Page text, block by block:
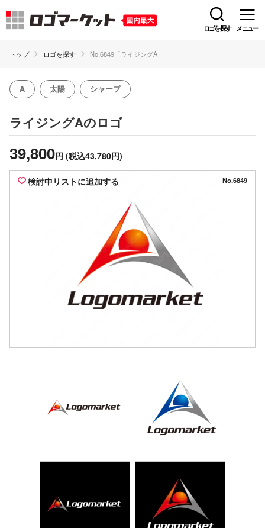
ロゴを探す メニュー
トップ ロゴを探す No.6849「ライジングA」
A 太陽 シャープ
ライジングAのロゴ
39,800円 (税込43,780円)
検討中リストに追加する No.6849